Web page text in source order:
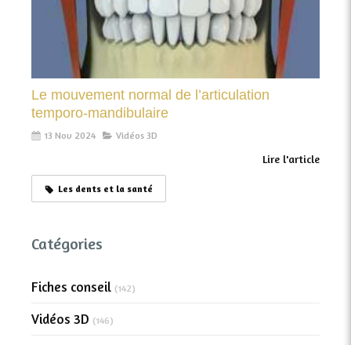
Le mouvement normal de l’articulation
temporo-mandibulaire
13 Nov 2024 Vidéos 3D
Lire l'article
Les dents et la santé
Catégories
Fiches conseil (142)
Vidéos 3D (146)